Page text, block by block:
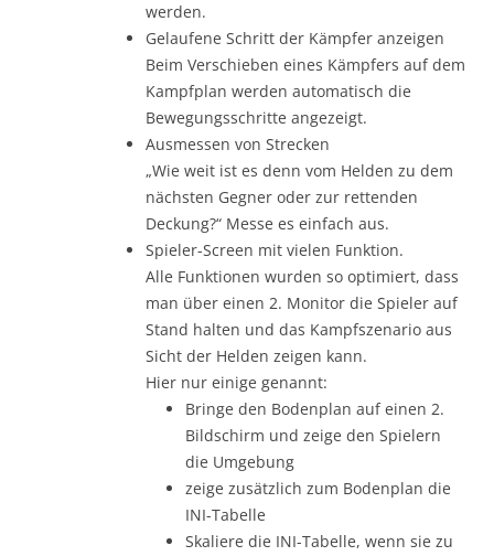
werden.
Gelaufene Schritt der Kämpfer anzeigen
Beim Verschieben eines Kämpfers auf dem
Kampfplan werden automatisch die
Bewegungsschritte angezeigt.
Ausmessen von Strecken
„Wie weit ist es denn vom Helden zu dem
nächsten Gegner oder zur rettenden
Deckung?“ Messe es einfach aus.
Spieler-Screen mit vielen Funktion.
Alle Funktionen wurden so optimiert, dass
man über einen 2. Monitor die Spieler auf
Stand halten und das Kampfszenario aus
Sicht der Helden zeigen kann.
Hier nur einige genannt:
Bringe den Bodenplan auf einen 2.
Bildschirm und zeige den Spielern
die Umgebung
zeige zusätzlich zum Bodenplan die
INI-Tabelle
Skaliere die INI-Tabelle, wenn sie zu